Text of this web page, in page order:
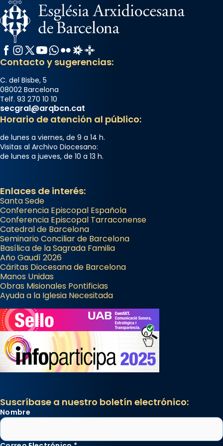
Memòria de les santes Juliana i
Semproniana, verges i màrtirs.
Acompanyant la història de sant Cugat, a
partir de l’Edat Mitjana sorgeix la tradició
que les santes Juliana (“relatiu a Júlia”) i
Semproniana (“relatiu a Semprònia =
eterna”) són deixebles seves. I l’any 1667, el
frare Joan Gaspar Roig, afirma en una obra
que les santes són filles de l’antiga Iluro.
Mataró en reivindicarà les relíq
...Ver más
Foto
Facebook
Instagram
X / Twitter
YouTube
WhatsApp
FlickrRadio Estel
Catalunya Cristiana
Contacto y sugerencias:
C. del Bisbe, 5
08002 Barcelona
Telf. 93 270 10 10
secgral@arqbcn.cat
Horario de atención al público:
de lunes a viernes, de 9 a 14 h.
Visitas al Archivo Diocesano:
de lunes a jueves, de 10 a 13 h.
Enlaces de interés:
Santa Sede
Conferencia Episcopal Española
Conferencia Episcopal Tarraconense
Catedral de Barcelona
Seminario Conciliar de Barcelona
Basílica de la Sagrada Familia
Año Gaudí 2026
Cáritas Diocesana de Barcelona
Manos Unidas
Obras Misionales Pontificias
Ayuda a la Iglesia Necesitada
Suscríbase a nuestro boletín electrónico:
Nombre